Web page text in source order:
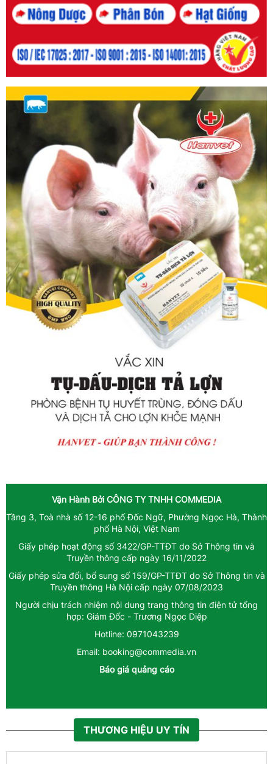
Vận Hành Bởi CÔNG TY TNHH COMMEDIA
Tầng 3, Toà nhà số 12-16 phố Đốc Ngữ, Phường Ngọc Hà, Thành
phố Hà Nội, Việt Nam
Giấy phép hoạt động số 3422/GP-TTĐT do Sở Thông tin và
Truyền thông cấp ngày 16/11/2022
Giấy phép sửa đổi, bổ sung số 159/GP-TTĐT do Sở Thông tin và
Truyền thông Hà Nội cấp ngày 07/08/2023
Người chịu trách nhiệm nội dung trang thông tin điện tử tổng
hợp: Giám Đốc - Trương Ngọc Diệp
Hotline: 0971043239
Email: booking@commedia.vn
Báo giá quảng cáo
THƯƠNG HIỆU UY TÍN